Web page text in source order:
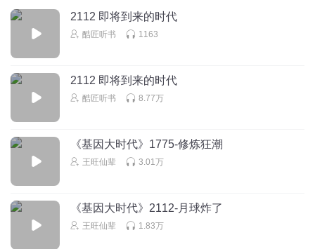
2112 即将到来的时代
酷匠听书 1163
2112 即将到来的时代
酷匠听书 8.77万
《基因大时代》1775-修炼狂潮
王旺仙辈 3.01万
《基因大时代》2112-月球炸了
王旺仙辈 1.83万